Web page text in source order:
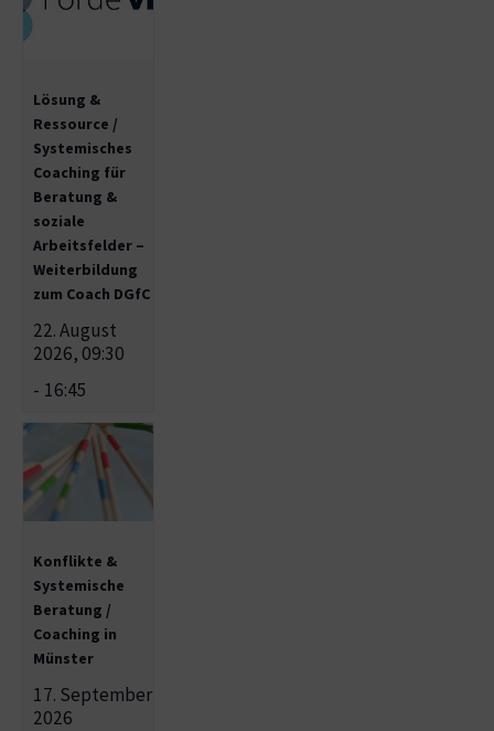
Lösung &
Ressource /
Systemisches
Coaching für
Beratung &
soziale
Arbeitsfelder –
Weiterbildung
zum Coach DGfC
22. August
2026, 09:30
- 16:45
Konflikte &
Systemische
Beratung /
Coaching in
Münster
17. September
2026